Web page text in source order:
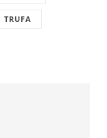
TRUFA